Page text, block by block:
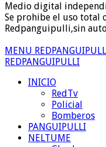
Medio digital
Se prohibe el uso total
Redpanguipulli,sin
MENU
REDPANGUIPULLI
INICIO
RedTv
Policial
Bomberos
PANGUIPULLI
NELTUME